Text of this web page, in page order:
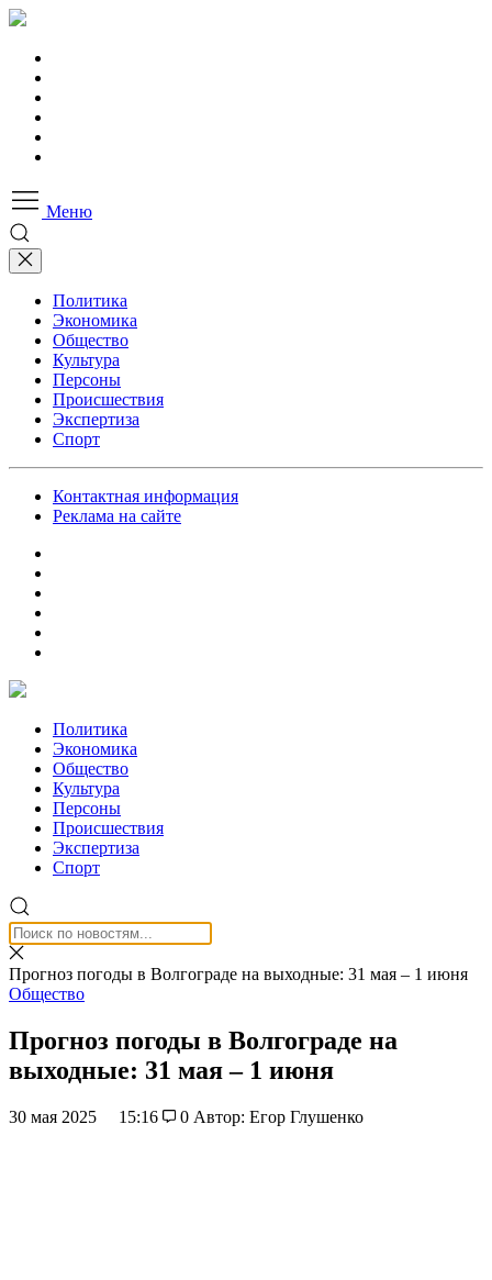
Меню
Политика
Экономика
Общество
Культура
Персоны
Происшествия
Экспертиза
Спорт
Контактная информация
Реклама на сайте
Политика
Экономика
Общество
Культура
Персоны
Происшествия
Экспертиза
Спорт
Прогноз погоды в Волгограде на выходные: 31 мая – 1 июня
Общество
Прогноз погоды в Волгограде на
выходные: 31 мая – 1 июня
30 мая 2025 15:16 0 Автор: Егор Глушенко